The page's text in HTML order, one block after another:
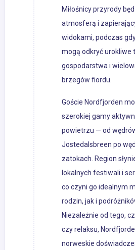
Miłośnicy przyrody
atmosferą i
widokami, podczas
mogą odkryć urokliwe
gospodarstwa i
brzegów fiordu.
Goście Nordfjorden
szerokiej gamy
powietrzu — od
Jostedalsbreen po
zatokach. Region
lokalnych festiwali i
co czyni go idealnym
rodzin, jak i
Niezależnie od tego,
czy relaksu,
norweskie